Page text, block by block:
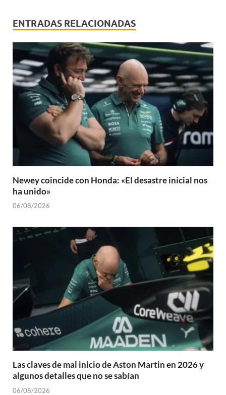
ENTRADAS RELACIONADAS
Newey coincide con Honda: «El desastre inicial nos
ha unido»
06/08/2026
Las claves de mal inicio de Aston Martin en 2026 y
algunos detalles que no se sabían
06/08/2026